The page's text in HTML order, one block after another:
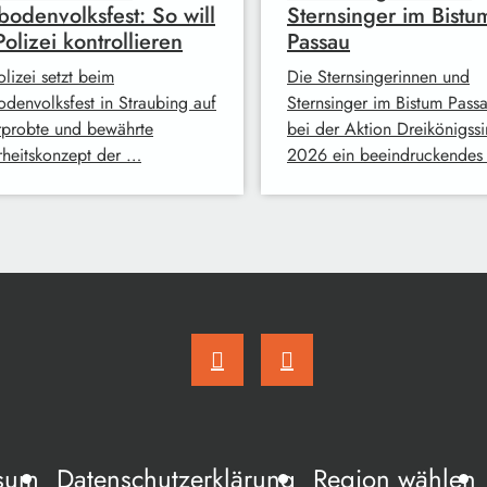
So will
kontrollieren
setzt beim
in Straubing auf
und bewährte
der …
Sternsinger im
Passau
Die Sternsingerinnen und
Sternsinger im Bistum
bei der Aktion
2026 ein
Datenschutzerklärung Region wählen